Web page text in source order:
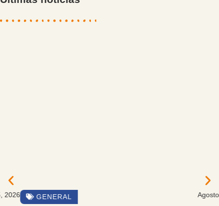
Agosto 5, 2026